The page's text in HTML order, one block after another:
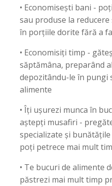
• Economisești bani -
sau produse la
în porțiile dorite fără a
• Economisiți timp -
săptămâna, preparând
depozitându-le în pungi
alimente
• Îți ușurezi munca în
aștepți musafiri -
specializate și
poți petrece mai mult
• Te bucuri de alimente
păstrezi mai mult timp